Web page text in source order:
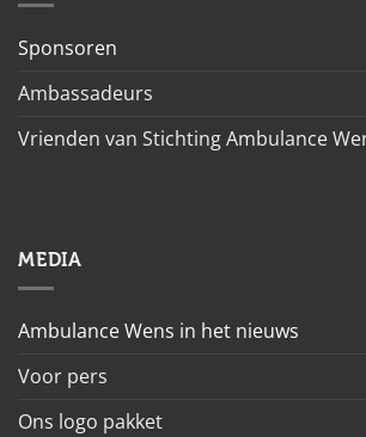
Sponsoren
Ambassadeurs
Vrienden van Stichting Ambulance
MEDIA
Ambulance Wens in het nieuws
Voor pers
Ons logo pakket